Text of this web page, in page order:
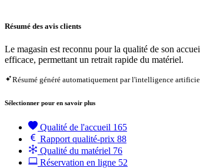
Résumé des avis clients
Le magasin est reconnu pour la qualité de son
efficace, permettant un retrait rapide du matériel.
Résumé généré automatiquement par l'intelligence
Sélectionner pour en savoir plus
Qualité de l'accueil 165
Rapport qualité-prix 88
Qualité du matériel 76
Réservation en ligne 52